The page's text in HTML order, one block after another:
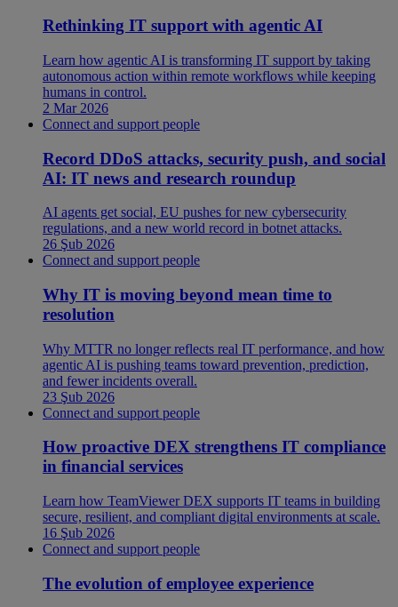
Rethinking IT support with agentic AI
Learn how agentic AI is transforming IT support by taking
autonomous action within remote workflows while keeping
humans in control.
2 Mar 2026
Connect and support people
Record DDoS attacks, security push, and social
AI: IT news and research roundup
AI agents get social, EU pushes for new cybersecurity
regulations, and a new world record in botnet attacks.
26 Şub 2026
Connect and support people
Why IT is moving beyond mean time to
resolution
Why MTTR no longer reflects real IT performance, and how
agentic AI is pushing teams toward prevention, prediction,
and fewer incidents overall.
23 Şub 2026
Connect and support people
How proactive DEX strengthens IT compliance
in financial services
Learn how TeamViewer DEX supports IT teams in building
secure, resilient, and compliant digital environments at scale.
16 Şub 2026
Connect and support people
The evolution of employee experience